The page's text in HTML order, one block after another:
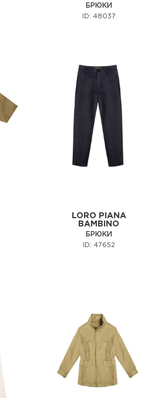
БРЮКИ
ID: 48037
LORO PIANA
BAMBINO
БРЮКИ
ID: 47652